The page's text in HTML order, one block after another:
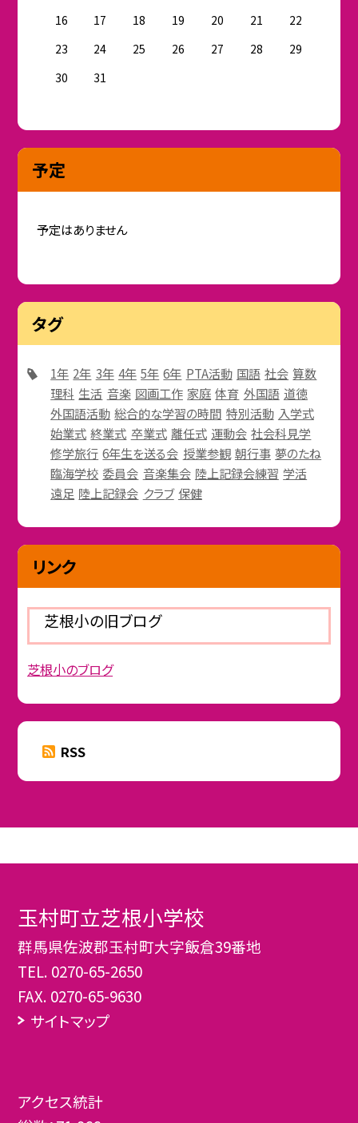
16
17 18 19 20 21
22
23
24 25 26 27 28
29
30
31
予定
予定はありません
タグ
1年 2年 3年 4年 5年 6年 PTA活動 国語 社会 算数
理科 生活 音楽 図画工作 家庭 体育 外国語 道徳
外国語活動 総合的な学習の時間 特別活動 入学式
始業式 終業式 卒業式 離任式 運動会 社会科見学
修学旅行 6年生を送る会 授業参観 朝行事 夢のたね
臨海学校 委員会 音楽集会 陸上記録会練習 学活
遠足 陸上記録会 クラブ 保健
リンク
芝根小の旧ブログ
芝根小のブログ
RSS
玉村町立芝根小学校
群馬県佐波郡玉村町大字飯倉39番地
TEL. 0270-65-2650
FAX. 0270-65-9630
サイトマップ
アクセス統計